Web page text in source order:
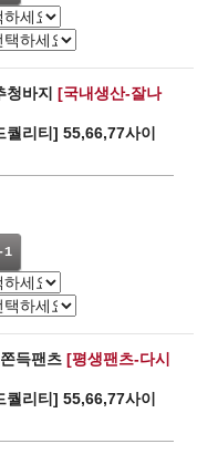
바지 [국내생산-잘나
리티] 55,66,77사이
-1
득팬츠 [평생팬츠-다시
리티] 55,66,77사이